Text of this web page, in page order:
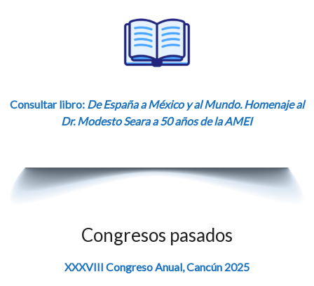
Consultar libro: De España a México y al Mundo. Homenaje al
Dr. Modesto Seara a 50 años de la AMEI
Congresos pasados
XXXVIII Congreso Anual, Cancún 2025